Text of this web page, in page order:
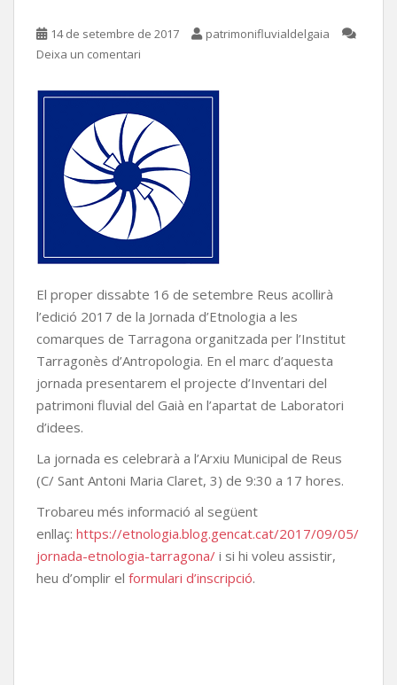
14 de setembre de 2017
patrimonifluvialdelgaia
Deixa un comentari
El proper dissabte 16 de setembre Reus acollirà
l’edició 2017 de la Jornada d’Etnologia a les
comarques de Tarragona organitzada per l’Institut
Tarragonès d’Antropologia. En el marc d’aquesta
jornada presentarem el projecte d’Inventari del
patrimoni fluvial del Gaià en l’apartat de Laboratori
d’idees.
La jornada es celebrarà a l’Arxiu Municipal de Reus
(C/ Sant Antoni Maria Claret, 3) de 9:30 a 17 hores.
Trobareu més informació al següent
enllaç: https://etnologia.blog.gencat.cat/2017/09/05/
jornada-etnologia-tarragona/ i si hi voleu assistir,
heu d’omplir el formulari d’inscripció.